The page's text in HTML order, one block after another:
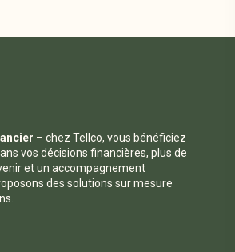
– chez Tellco, vous bénéficiez
vos décisions financières, plus de
et un accompagnement
des solutions sur mesure